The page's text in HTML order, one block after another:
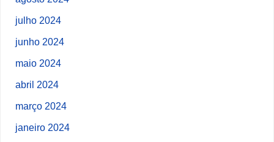
julho 2024
junho 2024
maio 2024
abril 2024
março 2024
janeiro 2024